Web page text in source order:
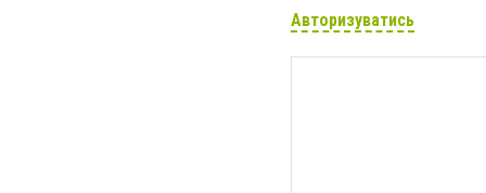
Авторизуватись